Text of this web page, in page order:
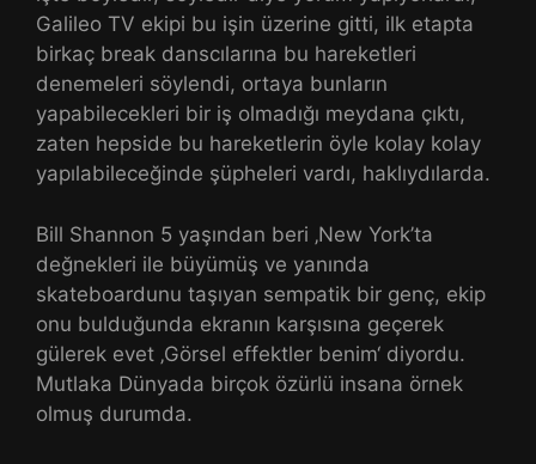
Galileo TV ekipi bu işin üzerine gitti, ilk etapta
birkaç break danscılarına bu hareketleri
denemeleri söylendi, ortaya bunların
yapabilecekleri bir iş olmadığı meydana çıktı,
zaten hepside bu hareketlerin öyle kolay kolay
yapılabileceğinde şüpheleri vardı, haklıydılarda.
Bill Shannon 5 yaşından beri ‚New York’ta
değnekleri ile büyümüş ve yanında
skateboardunu taşıyan sempatik bir genç, ekip
onu bulduğunda ekranın karşısına geçerek
gülerek evet ‚Görsel effektler benim‘ diyordu.
Mutlaka Dünyada birçok özürlü insana örnek
olmuş durumda.